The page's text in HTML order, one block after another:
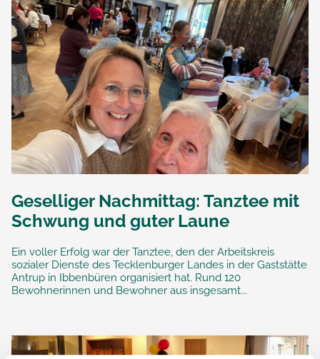
Geselliger Nachmittag: Tanztee mit
Schwung und guter Laune
Ein voller Erfolg war der Tanztee, den der Arbeitskreis
sozialer Dienste des Tecklenburger Landes in der Gaststätte
Antrup in Ibbenbüren organisiert hat. Rund 120
Bewohnerinnen und Bewohner aus insgesamt...